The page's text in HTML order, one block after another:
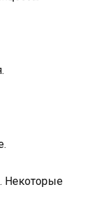
Некоторые